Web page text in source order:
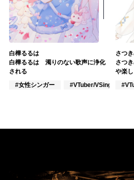
白樺るるは
白樺るるは 濁りのない歌声に浄化
される
#女性シンガー
#VTuber/VSinger
さつ
さつ
や楽